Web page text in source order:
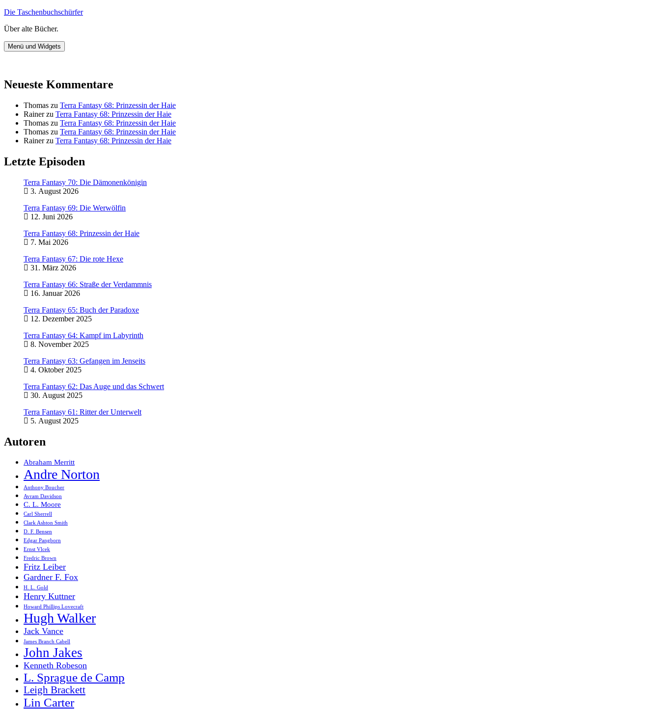
Zum
springen
Die Taschenbuchschürfer
Über alte Bücher.
Menü und Widgets
Neueste Kommentare
Thomas zu Terra Fantasy 68: Prinzessin der Haie
Rainerzu Terra Fantasy 68: Prinzessin der Haie
Thomas zu Terra Fantasy 68: Prinzessin der Haie
Thomas zu Terra Fantasy 68: Prinzessin der Haie
Rainerzu Terra Fantasy 68: Prinzessin der Haie
Letzte Episoden
Terra Fantasy 70: Die Dämonenkönigin
3. August 2026
Terra Fantasy 69: Die Werwölfin
12. Juni 2026
Terra Fantasy 68: Prinzessin der Haie
7. Mai 2026
Terra Fantasy 67: Die rote Hexe
31. März 2026
Terra Fantasy 66: Straße der Verdammnis
16. Januar 2026
Terra Fantasy 65: Buch der Paradoxe
12. Dezember 2025
Terra Fantasy 64: Kampf im Labyrinth
8. November 2025
Terra Fantasy 63: Gefangen im Jenseits
4. Oktober 2025
Terra Fantasy 62: Das Auge und das Schwert
30. August 2025
Terra Fantasy 61: Ritter der Unterwelt
5. August 2025
Autoren
Abraham Merritt
Andre Norton
Anthony Boucher
Avram Davidson
C. L. Moore
Carl Sherrell
Clark Ashton Smith
D. F. Bensen
Edgar Pangborn
Ernst Vlcek
Fredric Brown
Fritz Leiber
Gardner F. Fox
H. L. Gold
Henry Kuttner
Howard Phillips Lovecraft
Hugh Walker
Jack Vance
James Branch Cabell
John Jakes
Kenneth Robeson
L. Sprague de Camp
Leigh Brackett
Lin Carter